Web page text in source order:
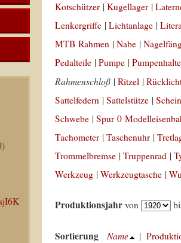
Kotschützer |Kugellager |
Lenkergriffe |Lichtanlage |
MTB Rahmen |Nabe |
Pedalteile |Pumpe |
Rahmenschloß |Ritzel |
Sattelfedern |Sattelstütze |
Schwebe |Spur 0
Tachometer |Taschenuhr |
Trommelbremse |Truppenrad |
Werkzeug |Werkzeugtasche |
Produktionsjahr von
Sortierung Name |